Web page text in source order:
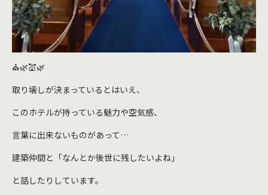
⛪🌿💒🌿
取り壊しが決まっているとはいえ、
このホテルが持っている魅力や空気感、
言葉に出来ないものがあって…
建築仲間と「なんとか後世に残したいよね」
と話したりしています。